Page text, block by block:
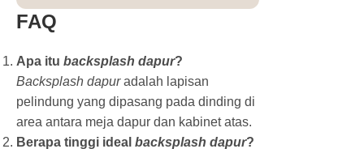
FAQ
Apa itu backsplash dapur?
Backsplash dapuradalah lapisan
pelindung yang dipasang pada dinding di
area antara meja dapur dan kabinet atas.
Berapa tinggi ideal backsplash dapur?